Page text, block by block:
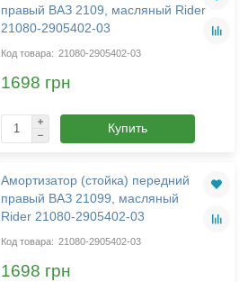
правый ВАЗ 2109, масляный Rider
21080-2905402-03
21080-2905402-03
1698 грн
Купить
Амортизатор (стойка) передний
правый ВАЗ 21099, масляный
Rider 21080-2905402-03
21080-2905402-03
1698 грн